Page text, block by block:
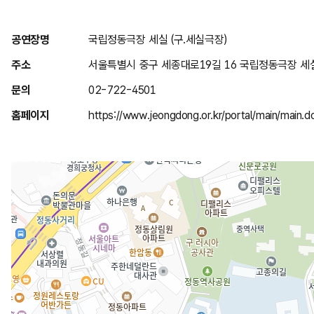
위
치
안
내
공연장명
국립정동극장 세실 (구.세실극장)
주소
서울특별시 중구 세종대로19길 16 국립정동극장 세
문의
02-722-4501
홈페이지
https://www.jeongdong.or.kr/portal/main/